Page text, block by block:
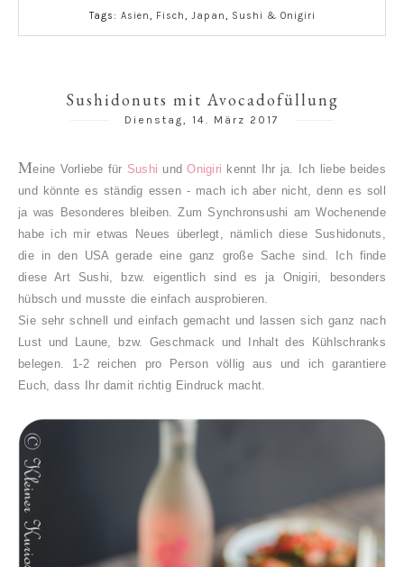
Tags: Asien, Fisch, Japan, Sushi & Onigiri
Sushidonuts mit Avocadofüllung
Dienstag, 14. März 2017
Meine Vorliebe für Sushi undOnigiri kennt Ihr ja. Ich liebe beides
und könnte es ständig essen - mach ich aber nicht, denn es soll
ja was Besonderes bleiben. Zum Synchronsushi am Wochenende
habe ich mir etwas Neues überlegt, nämlich diese Sushidonuts,
die in den USA gerade eine ganz große Sache sind. Ich finde
diese Art Sushi, bzw. eigentlich sind es ja Onigiri, besonders
hübsch und musste die einfach ausprobieren.
Sie sehr schnell und einfach gemacht und lassen sich ganz nach
Lust und Laune, bzw. Geschmack und Inhalt des Kühlschranks
belegen. 1-2 reichen pro Person völlig aus und ich garantiere
Euch, dass Ihr damit richtig Eindruck macht.